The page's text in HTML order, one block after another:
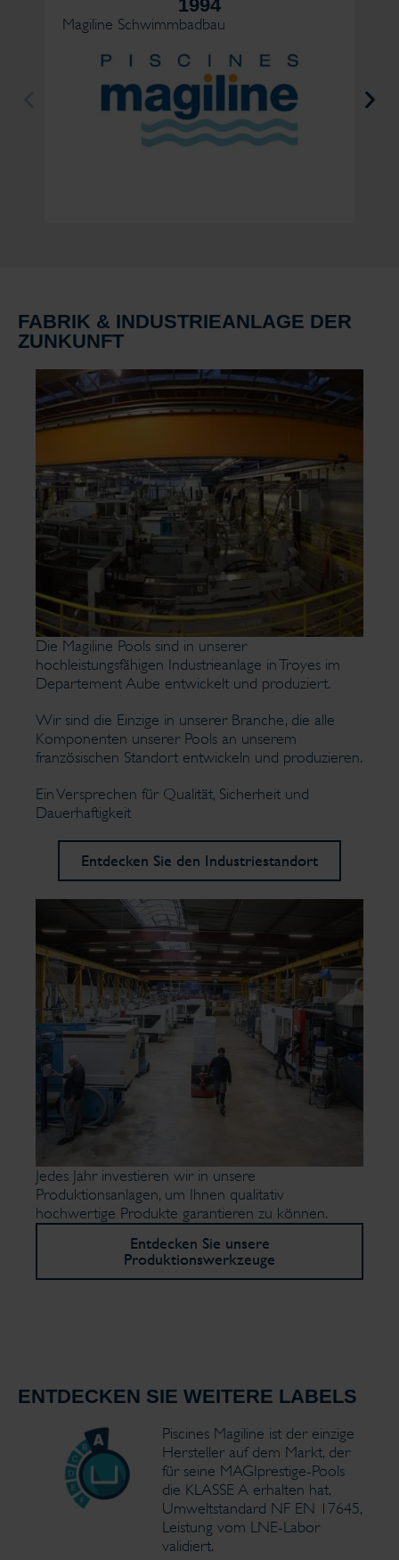
1994
Magiline Schwimmbadbau
FABRIK & INDUSTRIEANLAGE DER
ZUNKUNFT
Die Magiline Pools sind in unserer
hochleistungsfähigen Industrieanlage in Troyes im
Departement Aube entwickelt und produziert.
Wir sind die Einzige in unserer Branche, die alle
Komponenten unserer Pools an unserem
französischen Standort entwickeln und produzieren.
Ein Versprechen für Qualität, Sicherheit und
Dauerhaftigkeit
Entdecken Sie den Industriestandort
Jedes Jahr investieren wir in unsere
Produktionsanlagen, um Ihnen qualitativ
hochwertige Produkte garantieren zu können.
Entdecken Sie unsere
Produktionswerkzeuge
ENTDECKEN SIE WEITERE LABELS
Piscines Magiline ist der einzige
Hersteller auf dem Markt, der
für seine MAGIprestige-Pools
die KLASSE A erhalten hat.
Umweltstandard NF EN 17645,
Leistung vom LNE-Labor
validiert.